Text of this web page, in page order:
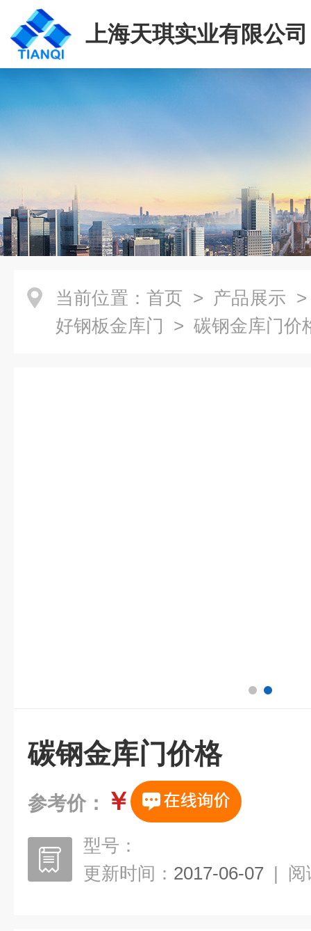
上海天琪实业有限公司
当前位置： 首页 > 产品展示
好钢板金库门 > 碳钢金库门价
碳钢金库门价格
参考价： ￥
型号：
更新时间： 2017-06-07 | 阅